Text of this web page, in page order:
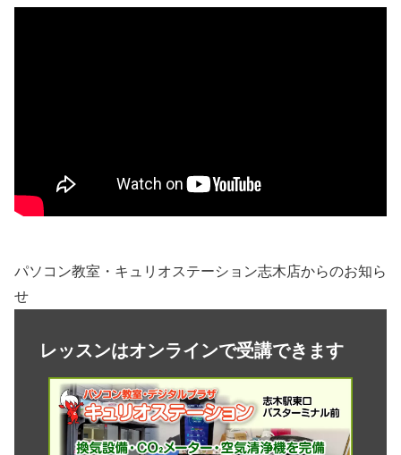
パソコン教室・キュリオステーション志木店からのお知ら
せ
レッスンはオンラインで受講できます